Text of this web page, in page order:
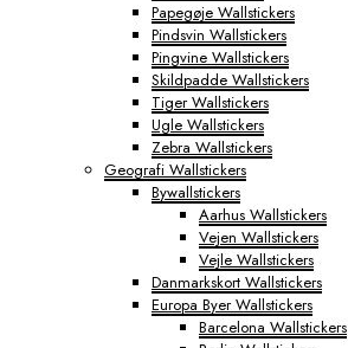
Papegøje Wallstickers
Pindsvin Wallstickers
Pingvine Wallstickers
Skildpadde Wallstickers
Tiger Wallstickers
Ugle Wallstickers
Zebra Wallstickers
Geografi Wallstickers
Bywallstickers
Aarhus Wallstickers
Vejen Wallstickers
Vejle Wallstickers
Danmarkskort Wallstickers
Europa Byer Wallstickers
Barcelona Wallstickers